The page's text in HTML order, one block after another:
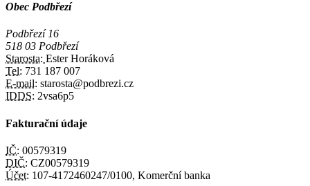
Obec Podbřezí
Podbřezí 16
518 03 Podbřezí
Starosta: Ester Horáková
Tel: 731 187 007
E-mail: starosta@podbrezi.cz
IDDS: 2vsa6p5
Fakturační údaje
IČ: 00579319
DIČ: CZ00579319
Účet: 107-4172460247/0100, Komerční banka